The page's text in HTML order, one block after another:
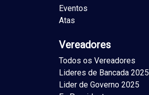
Eventos
Atas
Vereadores
Todos os Vereadores
Lideres de Bancada 2025
Lider de Governo 2025